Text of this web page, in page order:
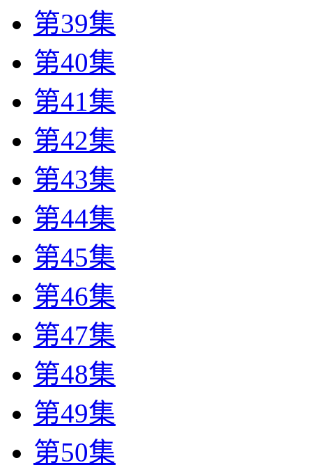
第39集
第40集
第41集
第42集
第43集
第44集
第45集
第46集
第47集
第48集
第49集
第50集